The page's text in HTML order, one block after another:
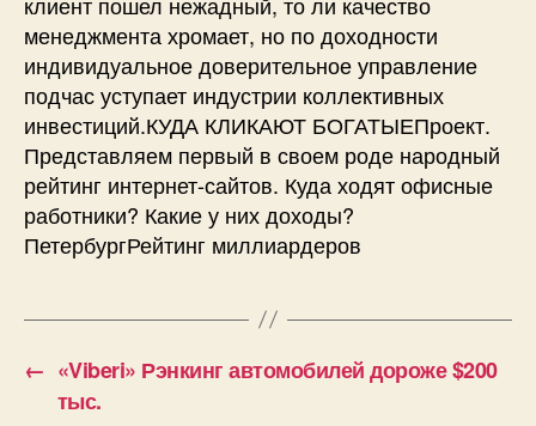
менеджмента хромает, но по доходности
индивидуальное доверительное управление
подчас уступает индустрии коллективных
инвестиций.КУДА КЛИКАЮТ БОГАТЫЕПроект.
Представляем первый в своем роде народный
рейтинг интернет-сайтов. Куда ходят офисные
работники? Какие у них доходы?
ПетербургРейтинг миллиардеров
← «Viberi» Рэнкинг автомобилей дороже $200
тыс.